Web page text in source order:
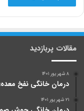
مقالات پربازدید
۸ شهریور ۱۴۰۱
درمان خانگی نفخ
۲۱ شهریور ۱۴۰۱